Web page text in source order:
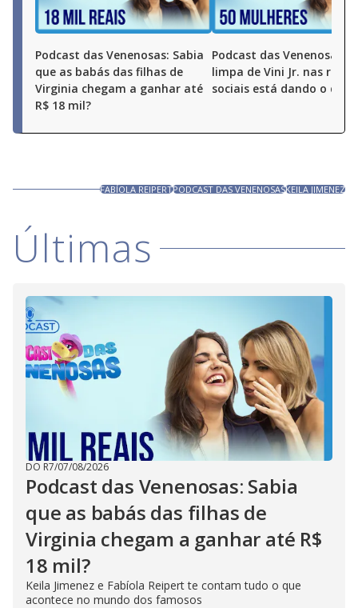
Podcast das Venenosas: Sabia
que as babás das filhas de
Virginia chegam a ganhar até
R$ 18 mil?
Podcast das Venenosas: A
limpa de Vini Jr. nas redes
sociais está dando o que
FABÍOLA REIPERTPODCAST DAS VENENOSASKEILA JIMENEZ
Últimas
DO R7/07/08/2026
Podcast das Venenosas: Sabia
que as babás das filhas de
Virginia chegam a ganhar até R$
18 mil?
Keila Jimenez e Fabíola Reipert te contam tudo o que
acontece no mundo dos famosos